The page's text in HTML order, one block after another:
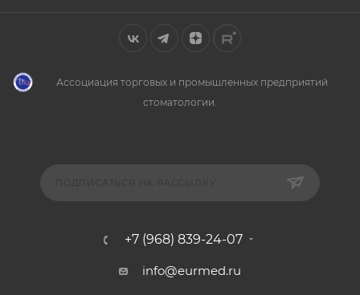
Ассоциация торговых и промышленных предприятий
стоматологии.
+7 (968) 839-24-07
info@eurmed.ru